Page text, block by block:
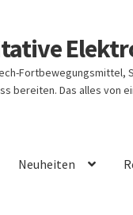
Fortbewegungsmittel,
bereiten. Das alles von
Neuheiten